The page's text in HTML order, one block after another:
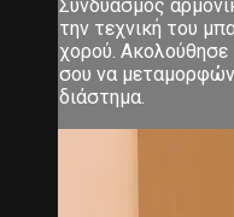
Συνδυασμός
την τεχνική του
χορού. Ακολούθησε
σου να
διάστημα.